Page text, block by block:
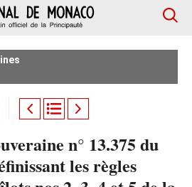
n° 13.375 du
les règles